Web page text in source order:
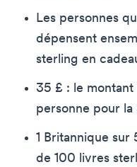
Les personnes
dépensent
sterling en
35 £ : le
personne pour la
1 Britannique
de 100 livres